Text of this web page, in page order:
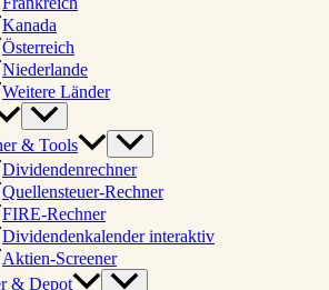
Kanada
Österreich
Niederlande
Weitere Länder
& Tools
Dividendenrechner
Quellensteuer-Rechner
FIRE-Rechner
Dividendenkalender interaktiv
Aktien-Screener
& Depot